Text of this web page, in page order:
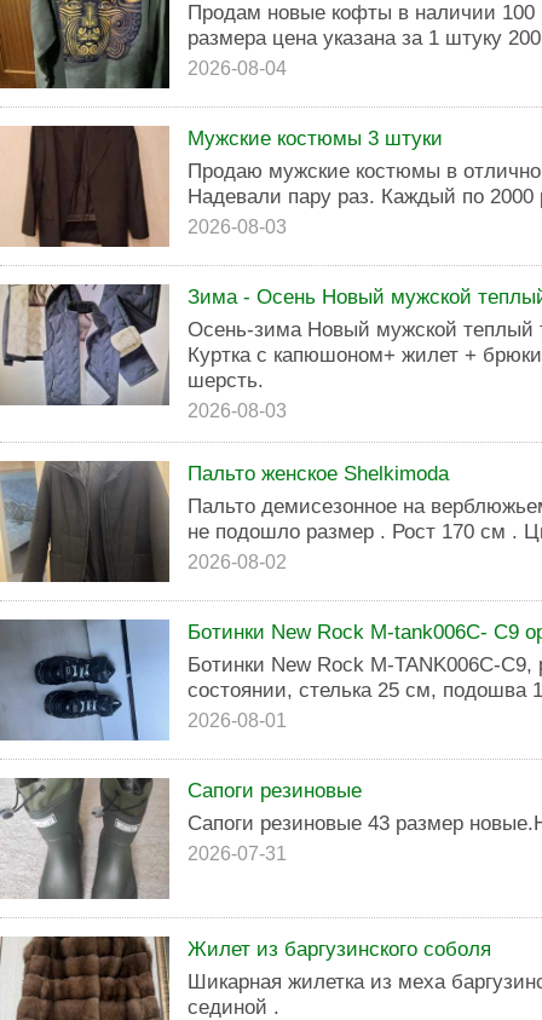
Продам новые кофты в наличии 100
размера цена указана за 1 штуку
2026-08-04
Мужские костюмы 3 штуки
Продаю мужские костюмы в
Надевали пару раз. Каждый по 2000
2026-08-03
Зима - Осень Новый мужской
Осень-зима Новый мужской теплый
Куртка с капюшоном+ жилет +
шерсть.
2026-08-03
Пальто женское Shelkimoda
Пальто демисезонное на
не подошло размер . Рост 170 см .
2026-08-02
Ботинки New Rock M-tank006C- С9
Ботинки New Rock M-TANK006C-
состоянии, стелька 25 см, подошва
2026-08-01
Сапоги резиновые
Сапоги резиновые 43 размер
2026-07-31
Жилет из баргузинского соболя
Шикарная жилетка из меха
сединой .